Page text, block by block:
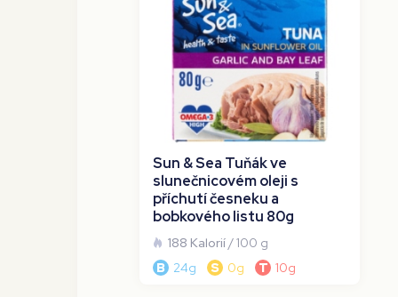
Sun & Sea Tuňák ve
slunečnicovém oleji s
příchutí česneku a
bobkového listu 80g
188 Kalorií/ 100 g
B
24g S 0g T 10g